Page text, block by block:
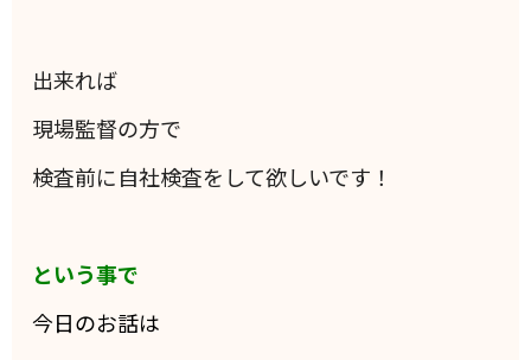
出来れば
現場監督の方で
検査前に自社検査をして欲しいです！
という事で
今日のお話は